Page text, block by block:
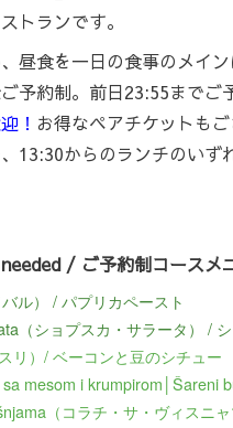
トランです。
昼食を一日の食事のメイ
予約制。前日23:55までご
！ お得なペアチケットも
13:30からのランチのいず
/ ご予約制コースメ
ル） / パプリカペースト
（ショプスカ・サラータ） /
リ）/ ベーコンと豆のシチュー
mesom i krumpirom│Šareni
（コラチ・サ・ヴィスニ